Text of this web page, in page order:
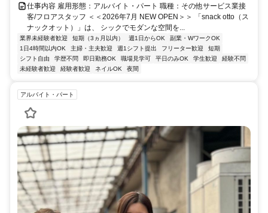
仕事内容 雇用形態：アルバイト・パート 職種：その他サービス業接
客/フロアスタッフ ＜＜2026年7月 NEW OPEN＞＞ 「snack otto（ス
ナックオット）」は、 シックでモダンな空間を...
業界未経験者歓迎 短期（3ヵ月以内） 週1日からOK
副業・WワークOK
1日4時間以内OK
主婦・主夫歓迎 週1シフト提出 フリーター歓迎
短期
シフト自由
学歴不問 即日勤務OK 職場見学可 平日のみOK 学生歓迎
経験不問
未経験者歓迎
経験者歓迎 ネイルOK 夜間
アルバイト・パート